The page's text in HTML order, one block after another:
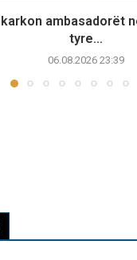
ambasadorët
tyre...
06.08.2026 23:39